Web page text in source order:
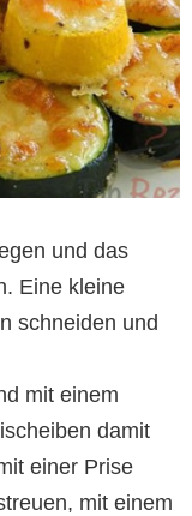
und das
Eine kleine
schneiden und
mit einem
damit
einer Prise
mit einem